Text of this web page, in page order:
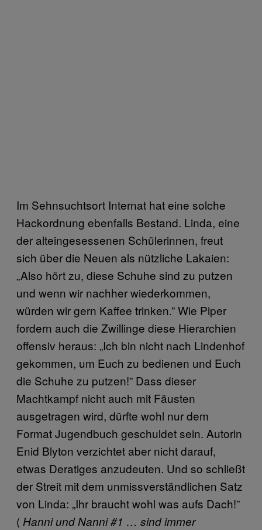
Im Sehnsuchtsort Internat hat eine solche
Hackordnung ebenfalls Bestand. Linda, eine
der alteingesessenen Schülerinnen, freut
sich über die Neuen als nützliche Lakaien:
„Also hört zu, diese Schuhe sind zu putzen
und wenn wir nachher wiederkommen,
würden wir gern Kaffee trinken.” Wie Piper
fordern auch die Zwillinge diese Hierarchien
offensiv heraus: „Ich bin nicht nach Lindenhof
gekommen, um Euch zu bedienen und Euch
die Schuhe zu putzen!” Dass dieser
Machtkampf nicht auch mit Fäusten
ausgetragen wird, dürfte wohl nur dem
Format Jugendbuch geschuldet sein. Autorin
Enid Blyton verzichtet aber nicht darauf,
etwas Deratiges anzudeuten. Und so schließt
der Streit mit dem unmissverständlichen Satz
von Linda: „Ihr braucht wohl was aufs Dach!”
( Hanni und Nanni #1 … sind immer